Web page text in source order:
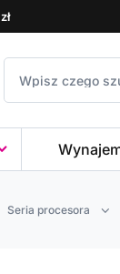
Seria procesora